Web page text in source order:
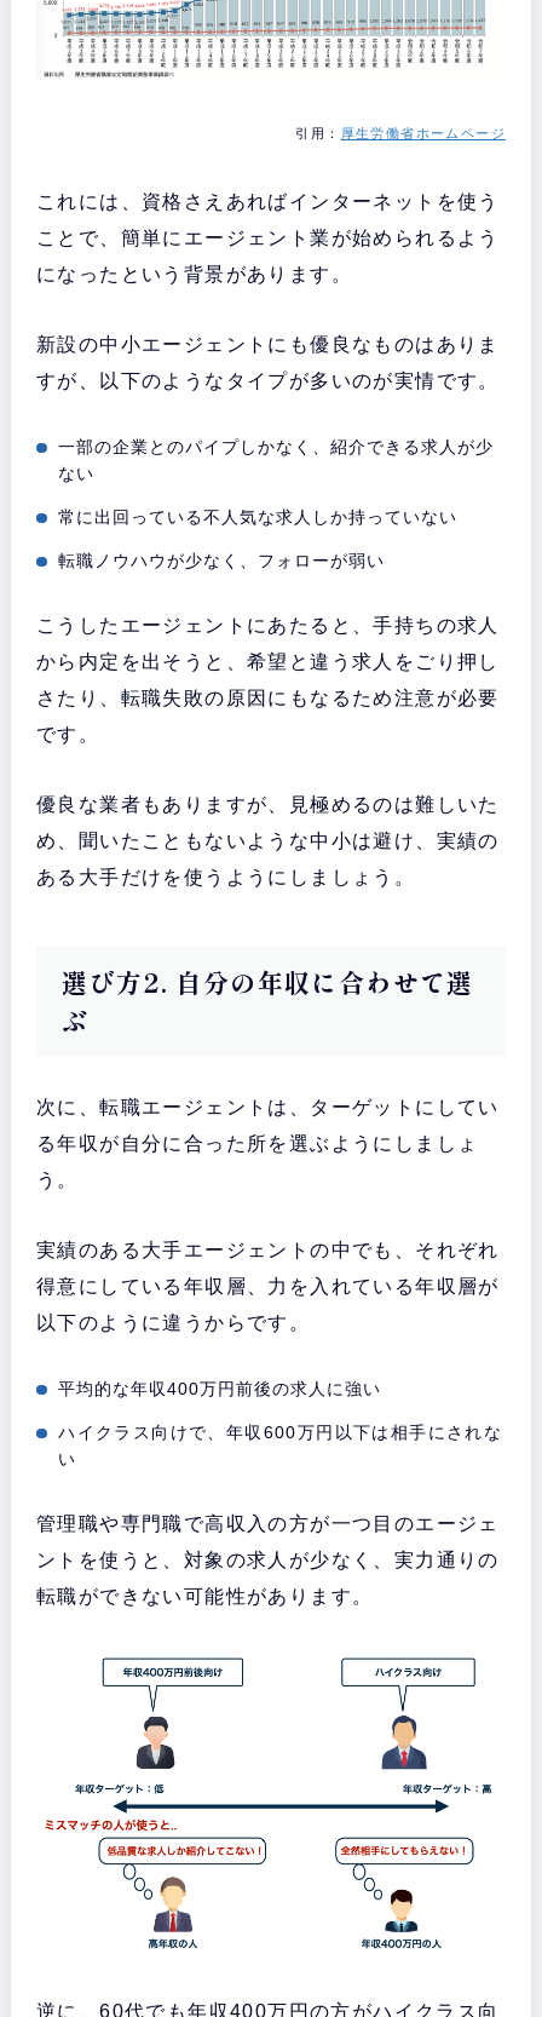
引用： 厚生労働省ホームページ
これには、資格さえあればインターネットを使う
ことで、簡単にエージェント業が始められるよう
になったという背景があります。
新設の中小エージェントにも優良なものはありま
すが、以下のようなタイプが多いのが実情です。
一部の企業とのパイプしかなく、紹介できる求人が少
ない
常に出回っている不人気な求人しか持っていない
転職ノウハウが少なく、フォローが弱い
こうしたエージェントにあたると、手持ちの求人
から内定を出そうと、希望と違う求人をごり押し
さたり、転職失敗の原因にもなるため注意が必要
です。
優良な業者もありますが、見極めるのは難しいた
め、聞いたこともないような中小は避け、実績の
ある大手だけを使うようにしましょう。
選び方2. 自分の年収に合わせて選
ぶ
次に、転職エージェントは、ターゲットにしてい
る年収が自分に合った所を選ぶようにしましょ
う。
実績のある大手エージェントの中でも、それぞれ
得意にしている年収層、力を入れている年収層が
以下のように違うからです。
平均的な年収400万円前後の求人に強い
ハイクラス向けで、年収600万円以下は相手にされな
い
管理職や専門職で高収入の方が一つ目のエージェ
ントを使うと、対象の求人が少なく、実力通りの
転職ができない可能性があります。
逆に、60代でも年収400万円の方がハイクラス向